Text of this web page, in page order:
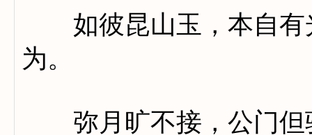
如彼昆山玉，本自有
为。
弥月旷不接，公门但